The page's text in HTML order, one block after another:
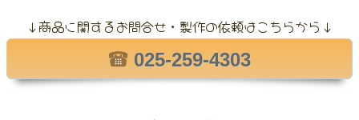
↓商品に関するお問合せ・製作の依頼はこちらから↓
025-259-4303